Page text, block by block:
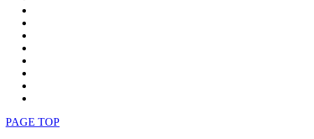
PAGE TOP